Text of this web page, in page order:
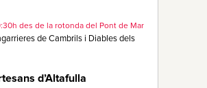
des de la rotonda del Pont de Mar
de Cambrils i Diables dels
d’Altafulla